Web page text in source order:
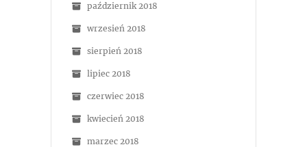
październik 2018
wrzesień 2018
sierpień 2018
lipiec 2018
czerwiec 2018
kwiecień 2018
marzec 2018